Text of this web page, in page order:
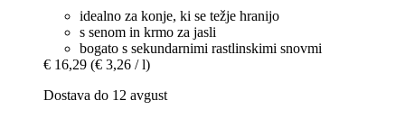
idealno za konje, ki se težje hranijo
s senom in krmo za jasli
bogato s sekundarnimi rastlinskimi snovmi
€ 16,29 (€ 3,26 / l)
Dostava do 12 avgust